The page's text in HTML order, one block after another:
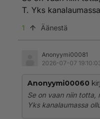
ja siitä miksei suksi
T. Yks
1 Äänestä
Anonyymi00081
2026-07-07
Anonyymi00060
Se on vaan niin
Yks kanalaumassa